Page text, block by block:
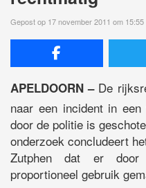
Gepost op 17 november 2011 om 15:55
APELDOORN –De
naar een incident in
door de politie is
onderzoek concludeert
Zutphen dat er
proportioneel gebruik